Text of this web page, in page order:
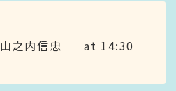
之内信忠
at 14:30